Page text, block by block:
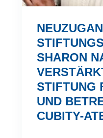
SHARON
STIFTUNG
UND
CUBITY-